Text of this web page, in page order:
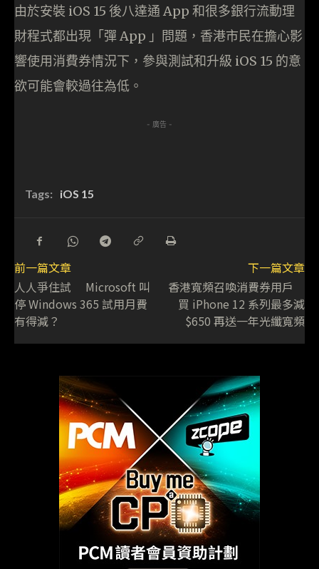
由於安裝 iOS 15 後八達通 App 和很多銀行流動理
財程式都出現「彈 App 」問題，香港市民在擔心影
響使用消費券情況下，參與測試和升級 iOS 15 的意
欲可能會較過往為低。
- 廣告 -
Tags: iOS 15
前一篇文章
人人爭住試 Microsoft 叫
停 Windows 365 試用月費
有得減？
下一篇文章
香港寬頻召喚消費券用戶
買 iPhone 12 系列最多減
$650 再送一年光纖寬頻